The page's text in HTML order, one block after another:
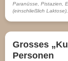
Paranüsse, Pistazien,
(einschließlich
Grosses
Personen